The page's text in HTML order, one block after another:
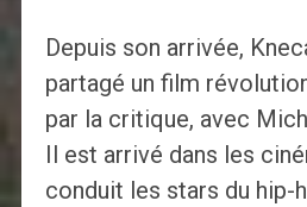
Depuis son arrivée,
partagé un film
par la critique, avec
Il est arrivé dans les
conduit les stars du hip-